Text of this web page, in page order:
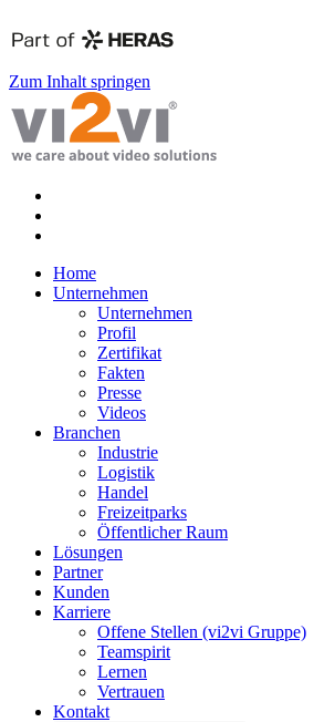
Zum Inhalt springen
Home
Unternehmen
Unternehmen
Profil
Zertifikat
Fakten
Presse
Videos
Branchen
Industrie
Logistik
Handel
Freizeitparks
Öffentlicher Raum
Lösungen
Partner
Kunden
Karriere
Offene Stellen (vi2vi Gruppe)
Teamspirit
Lernen
Vertrauen
Kontakt